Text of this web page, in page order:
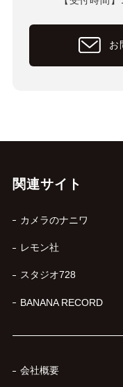
お
関連サイト
カメラのナニワ
レモン社
スタジオ728
BANANA RECORD
会社概要